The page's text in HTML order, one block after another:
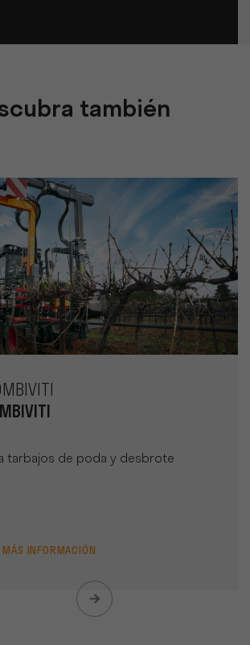
también
tarbajos de poda y desbrote
INFORMACIÓN